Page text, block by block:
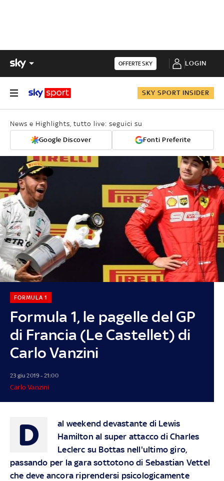
OFFERTE SKY LOGIN
SKY SPORT INSIDER
News e Highlights, tutto live: seguici su
Google Discover Fonti Preferite
Formula 1, le pagelle del GP
di Francia (Le Castellet) di
Carlo Vanzini
FORMULA 1
23 giu 2019 - 21:00
Carlo Vanzini
D
al weekend devastante di Lewis
Hamilton al super attacco di Charles
Leclerc su Bottas nell'ultimo giro,
passando per la gara sottotono di Sebastian Vettel
che deve ancora riprendersi psicologicamente